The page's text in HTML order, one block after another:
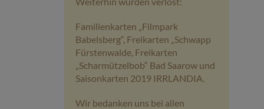
Familienkarten „Filmpark
Babelsberg“, Freikarten „Schwapp
Fürstenwalde, Freikarten
„Scharmützelbob“ Bad Saarow und
Saisonkarten 2019 IRRLANDIA.
Wir bedanken uns bei allen